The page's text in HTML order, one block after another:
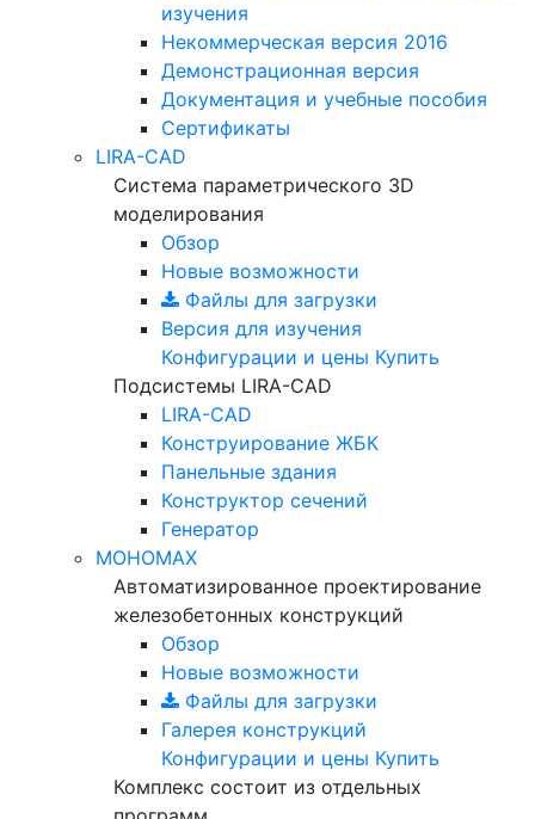
изучения
Некоммерческая версия 2016
Демонстрационная версия
Документация и учебные пособия
Сертификаты
LIRA-CAD
Система параметрического 3D
моделирования
Обзор
Новые возможности
Файлы для загрузки
Версия для изучения
Конфигурации и цены Купить
Подсистемы LIRA-CAD
LIRA-CAD
Конструирование ЖБК
Панельные здания
Конструктор сечений
Генератор
МОНОМАХ
Автоматизированное проектирование
железобетонных конструкций
Обзор
Новые возможности
Файлы для загрузки
Галерея конструкций
Конфигурации и цены Купить
Комплекс состоит из отдельных